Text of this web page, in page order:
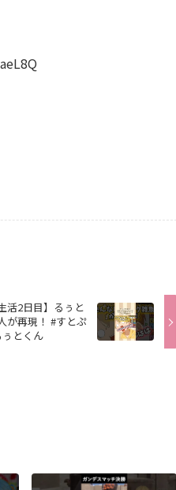
活2日目】るぅと
が再現！ #すとぷ
とくん